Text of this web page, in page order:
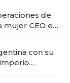
de
mujer CEO en
con su